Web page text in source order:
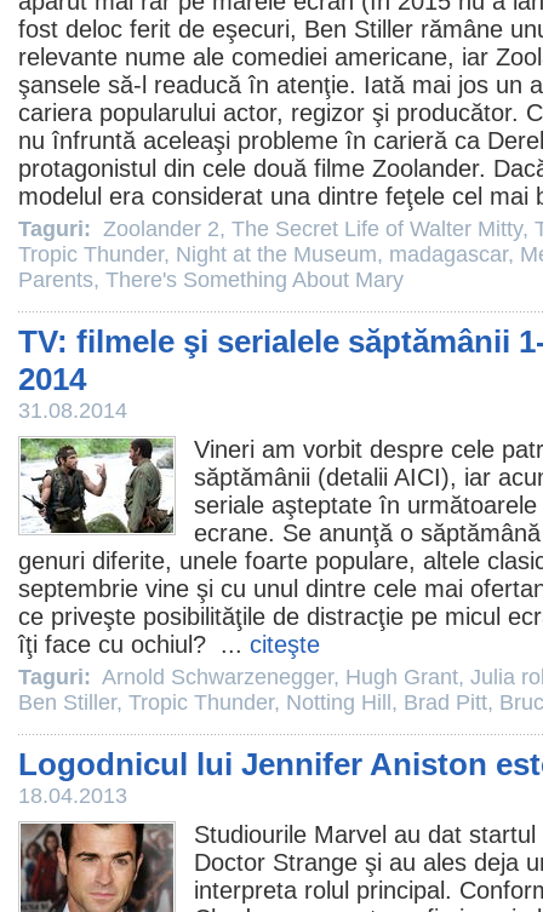
fost deloc ferit de eşecuri, Ben Stiller rămâne
relevante nume ale comediei americane, iar
şansele să-l readucă în atenţie. Iată mai jos un
cariera popularului actor, regizor şi producător.
nu înfruntă aceleaşi probleme în carieră ca
protagonistul din cele două filme Zoolander.
modelul era considerat una dintre feţele cel
Taguri: Zoolander 2, The Secret Life of Walter Mitty,
Tropic Thunder, Night at the Museum, madagascar,
Parents, There's Something About Mary
TV: filmele şi serialele săptămânii
2014
31.08.2014
Vineri am vorbit despre cele
săptămânii (detalii AICI), iar
seriale aşteptate în
ecrane. Se anunţă o
genuri diferite, unele foarte populare, altele
septembrie vine şi cu unul dintre cele mai
ce priveşte posibilităţile de distracţie pe micul
îţi face cu ochiul? ... citeşte
Taguri: Arnold Schwarzenegger, Hugh Grant, Julia
Ben Stiller, Tropic Thunder, Notting Hill , Brad Pitt,
Logodnicul lui Jennifer Aniston
18.04.2013
Studiourile Marvel au dat
Doctor Strange şi au ales deja
interpreta rolul principal.